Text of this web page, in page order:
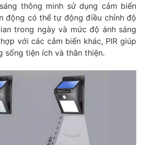
thông minh sử dụng cảm biến
động có thể tự động điều chỉnh độ
trong ngày và mức độ ánh sáng
với các cảm biến khác, PIR giúp
sống tiện ích và thân thiện.